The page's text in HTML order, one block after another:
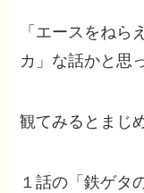
「エースをね
カ」な話かと思
観てみるとまじ
１話の「鉄ゲタ